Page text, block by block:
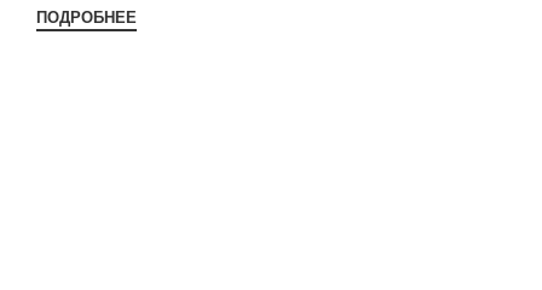
ПОДРОБНЕЕ